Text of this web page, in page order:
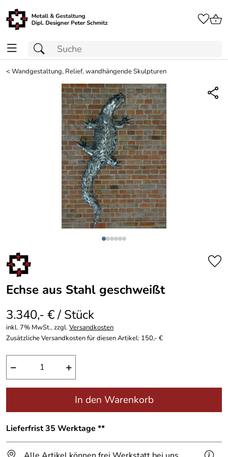
<Wandgestaltung, Relief, wandhängende Skulpturen
Echse aus Stahl geschweißt
3.340,- € / Stück
inkl. 7% MwSt., zzgl.Versandkosten
Zusätzliche Versandkosten für diesen Artikel: 150,- €
− +
In den Warenkorb
Lieferfrist 35 Werktage **